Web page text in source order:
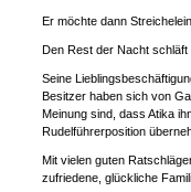
Er möchte dann
Den Rest der Nacht schläft
Seine
Besitzer haben sich von
Meinung sind, dass Atika
Rudelführerposition
Mit vielen guten
zufriedene, glückliche